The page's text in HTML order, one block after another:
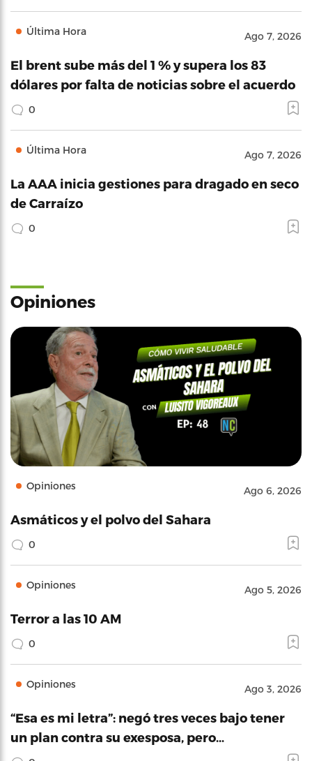
Última Hora Ago 7, 2026
El brent sube más del 1 % y supera los 83
dólares por falta de noticias sobre el acuerdo
0
Última Hora Ago 7, 2026
La AAA inicia gestiones para dragado en seco
de Carraízo
0
Opiniones
Opiniones Ago 6, 2026
Asmáticos y el polvo del Sahara
0
Opiniones Ago 5, 2026
Terror a las 10 AM
0
Opiniones Ago 3, 2026
“Esa es mi letra”: negó tres veces bajo tener
un plan contra su exesposa, pero…